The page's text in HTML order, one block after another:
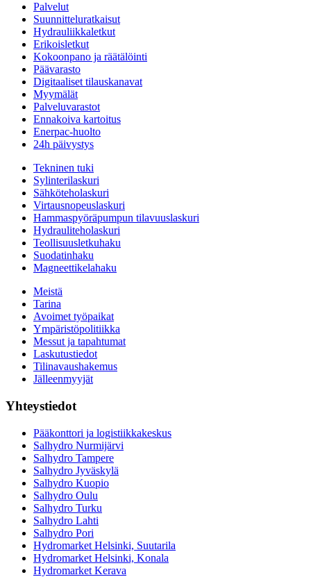
Palvelut
Suunnitteluratkaisut
Hydrauliikkaletkut
Erikoisletkut
Kokoonpano ja räätälöinti
Päävarasto
Digitaaliset tilauskanavat
Myymälät
Palveluvarastot
Ennakoiva kartoitus
Enerpac-huolto
24h päivystys
Tekninen tuki
Sylinterilaskuri
Sähköteholaskuri
Virtausnopeuslaskuri
Hammaspyöräpumpun tilavuuslaskuri
Hydrauliteholaskuri
Teollisuusletkuhaku
Suodatinhaku
Magneettikelahaku
Meistä
Tarina
Avoimet työpaikat
Ympäristöpolitiikka
Messut ja tapahtumat
Laskutustiedot
Tilinavaushakemus
Jälleenmyyjät
Yhteystiedot
Pääkonttori ja logistiikkakeskus
Salhydro Nurmijärvi
Salhydro Tampere
Salhydro Jyväskylä
Salhydro Kuopio
Salhydro Oulu
Salhydro Turku
Salhydro Lahti
Salhydro Pori
Hydromarket Helsinki, Suutarila
Hydromarket Helsinki, Konala
Hydromarket Kerava